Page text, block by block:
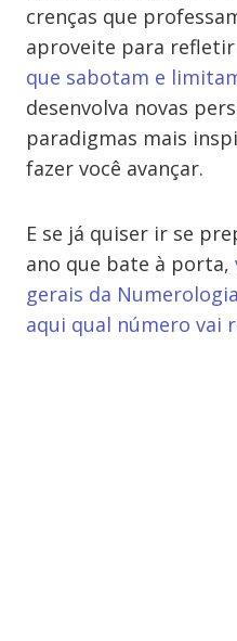
crenças que
aproveite para refletir
que sabotam e
desenvolva novas
paradigmas mais
fazer você avançar.
E se já quiser ir se
ano que bate à porta,
gerais da
aqui qual número vai